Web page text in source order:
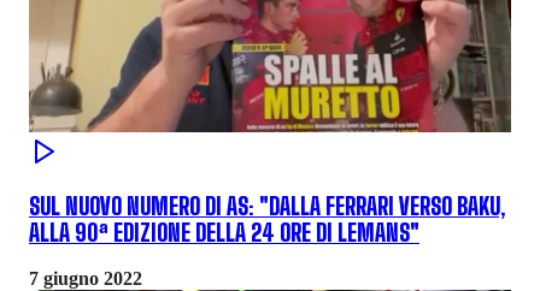
SUL NUOVO NUMERO DI AS: "DALLA FERRARI VERSO BAKU,
ALLA 90ª EDIZIONE DELLA 24 ORE DI LEMANS"
7 giugno 2022